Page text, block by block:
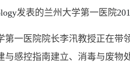
发表的兰州大学第一医院
第一医院院长李汛教授正在带
感控指南建立、消毒与废物